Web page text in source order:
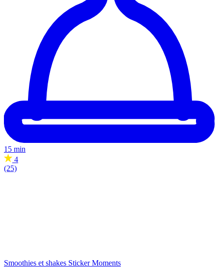
15 min
4
(25)
Smoothies et shakes Sticker Moments